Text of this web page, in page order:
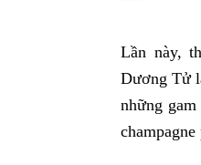
Lần này,
Dương Tử
những
champagne